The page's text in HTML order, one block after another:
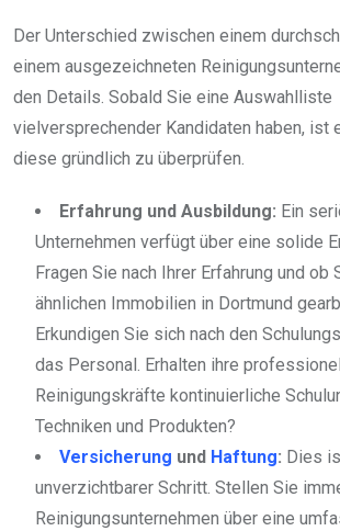
Der Unterschied zwischen einem
einem ausgezeichneten
den Details. Sobald Sie eine Auswahlliste
vielversprechender Kandidaten haben, ist
diese gründlich zu überprüfen.
Erfahrung und Ausbildung: Ein
Unternehmen verfügt über eine solide
Fragen Sie nach Ihrer Erfahrung und ob
ähnlichen Immobilien in Dortmund
Erkundigen Sie sich nach den
das Personal. Erhalten ihre
Reinigungskräfte kontinuierliche
Techniken und Produkten?
Versicherung und Haftung: Dies
unverzichtbarer Schritt. Stellen Sie
Reinigungsunternehmen über eine